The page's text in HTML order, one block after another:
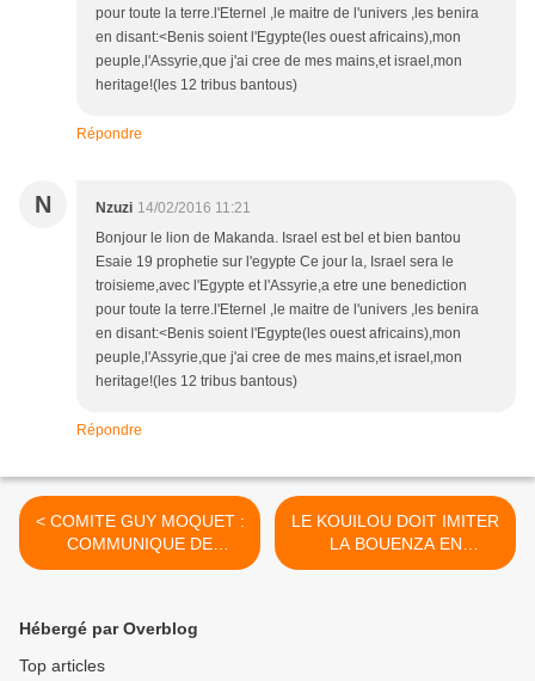
pour toute la terre.l'Eternel ,le maitre de l'univers ,les benira
en disant:<Benis soient l'Egypte(les ouest africains),mon
peuple,l'Assyrie,que j'ai cree de mes mains,et israel,mon
heritage!(les 12 tribus bantous)
Répondre
N Nzuzi 14/02/2016 11:21
Bonjour le lion de Makanda. Israel est bel et bien bantou
Esaie 19 prophetie sur l'egypte Ce jour la, Israel sera le
troisieme,avec l'Egypte et l'Assyrie,a etre une benediction
pour toute la terre.l'Eternel ,le maitre de l'univers ,les benira
en disant:<Benis soient l'Egypte(les ouest africains),mon
peuple,l'Assyrie,que j'ai cree de mes mains,et israel,mon
heritage!(les 12 tribus bantous)
Répondre
< COMITE GUY MOQUET :
COMMUNIQUE DE
PRESSE
LE KOUILOU DOIT IMITER
LA BOUENZA EN
REFUSANT D'ACCUEILLIR
Hébergé par Overblog
Top articles